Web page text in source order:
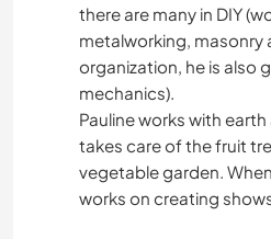
there are many in DIY
metalworking, masonry
organization, he is also
mechanics).
Pauline works with
takes care of the fruit
vegetable garden.
works on creating